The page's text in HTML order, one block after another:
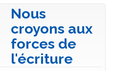
Nous
croyons aux
forces de
l'écriture